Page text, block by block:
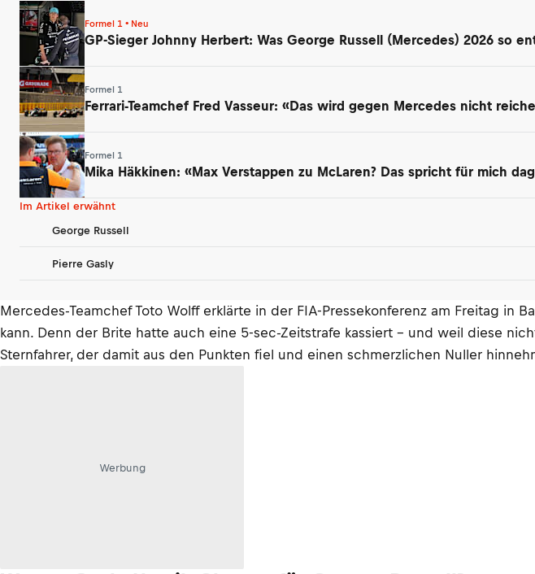
Formel 1 • Neu
GP-Sieger Johnny Herbert: Was George Russell (Mercedes) 2026 so
Formel 1
Ferrari-Teamchef Fred Vasseur: «Das wird gegen Mercedes nicht
Formel 1
Mika Häkkinen: «Max Verstappen zu McLaren? Das spricht für mich
Im Artikel erwähnt
George Russell
Pierre Gasly
Mercedes-Teamchef Toto Wolff erklärte in der FIA-Pressekonferenz am Freitag in
kann. Denn der Brite hatte auch eine 5-sec-Zeitstrafe kassiert – und weil diese
Sternfahrer, der damit aus den Punkten fiel und einen schmerzlichen Nuller
Werbung